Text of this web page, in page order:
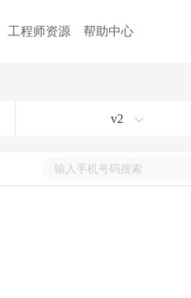
工程师资源 帮助中心
v2